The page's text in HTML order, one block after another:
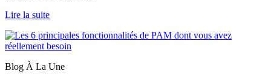
Lire la suite
Blog À La Une